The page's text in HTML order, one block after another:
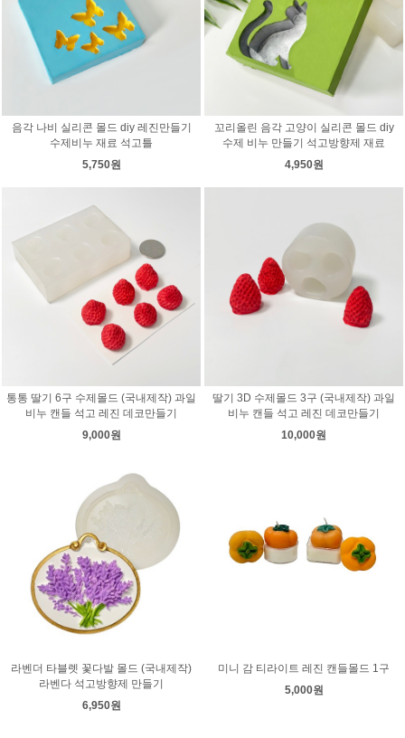
음각 나비 실리콘 몰드 diy 레진만들기
수제비누 재료 석고틀
5,750원
꼬리올린 음각 고양이 실리콘 몰드 diy
수제 비누 만들기 석고방향제 재료
4,950원
통통 딸기 6구 수제몰드 (국내제작) 과일
비누 캔들 석고 레진 데코만들기
9,000원
딸기 3D 수제몰드 3구 (국내제작) 과일
비누 캔들 석고 레진 데코만들기
10,000원
라벤더 타블렛 꽃다발 몰드 (국내제작)
라벤다 석고방향제 만들기
6,950원
미니 감 티라이트 레진 캔들몰드 1구
5,000원